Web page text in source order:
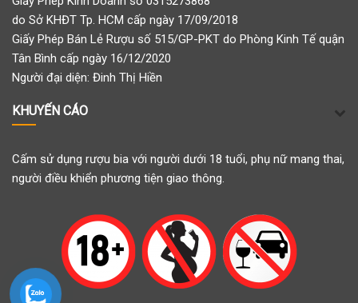
do Sở KHĐT Tp. HCM cấp ngày 17/09/2018
Giấy Phép Bán Lẻ Rượu số 515/GP-PKT do Phòng Kinh Tế quận
Tân Bình cấp ngày 16/12/2020
Người đại diện: Đinh Thị Hiền
KHUYẾN CÁO
Cấm sử dụng rượu bia với người dưới 18 tuổi, phụ nữ mang thai,
người điều khiển phương tiện giao thông.